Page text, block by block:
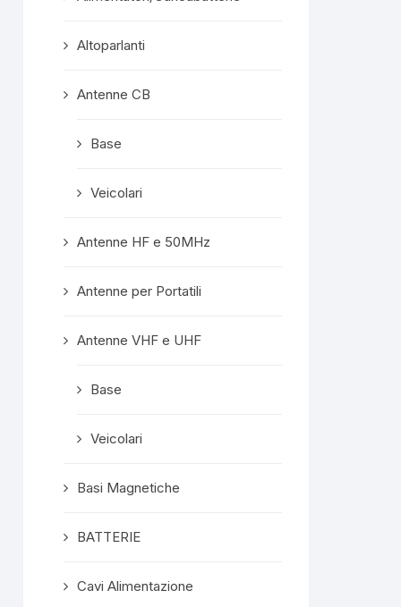
Altoparlanti
Antenne CB
Base
Veicolari
Antenne HF e 50MHz
Antenne per Portatili
Antenne VHF e UHF
Base
Veicolari
Basi Magnetiche
BATTERIE
Cavi Alimentazione